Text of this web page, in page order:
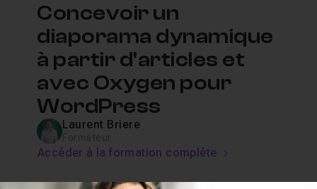
Concevoir un
diaporama dynamique
à partir d'articles et
avec Oxygen pour
WordPress
Laurent Briere
Accéder à la formation complète